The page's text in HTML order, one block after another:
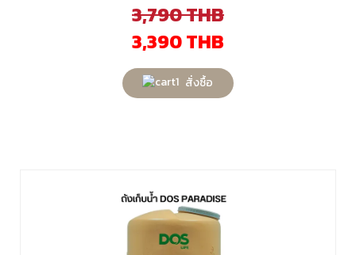
3,790THB
3,390THB
สั่งซื้อ